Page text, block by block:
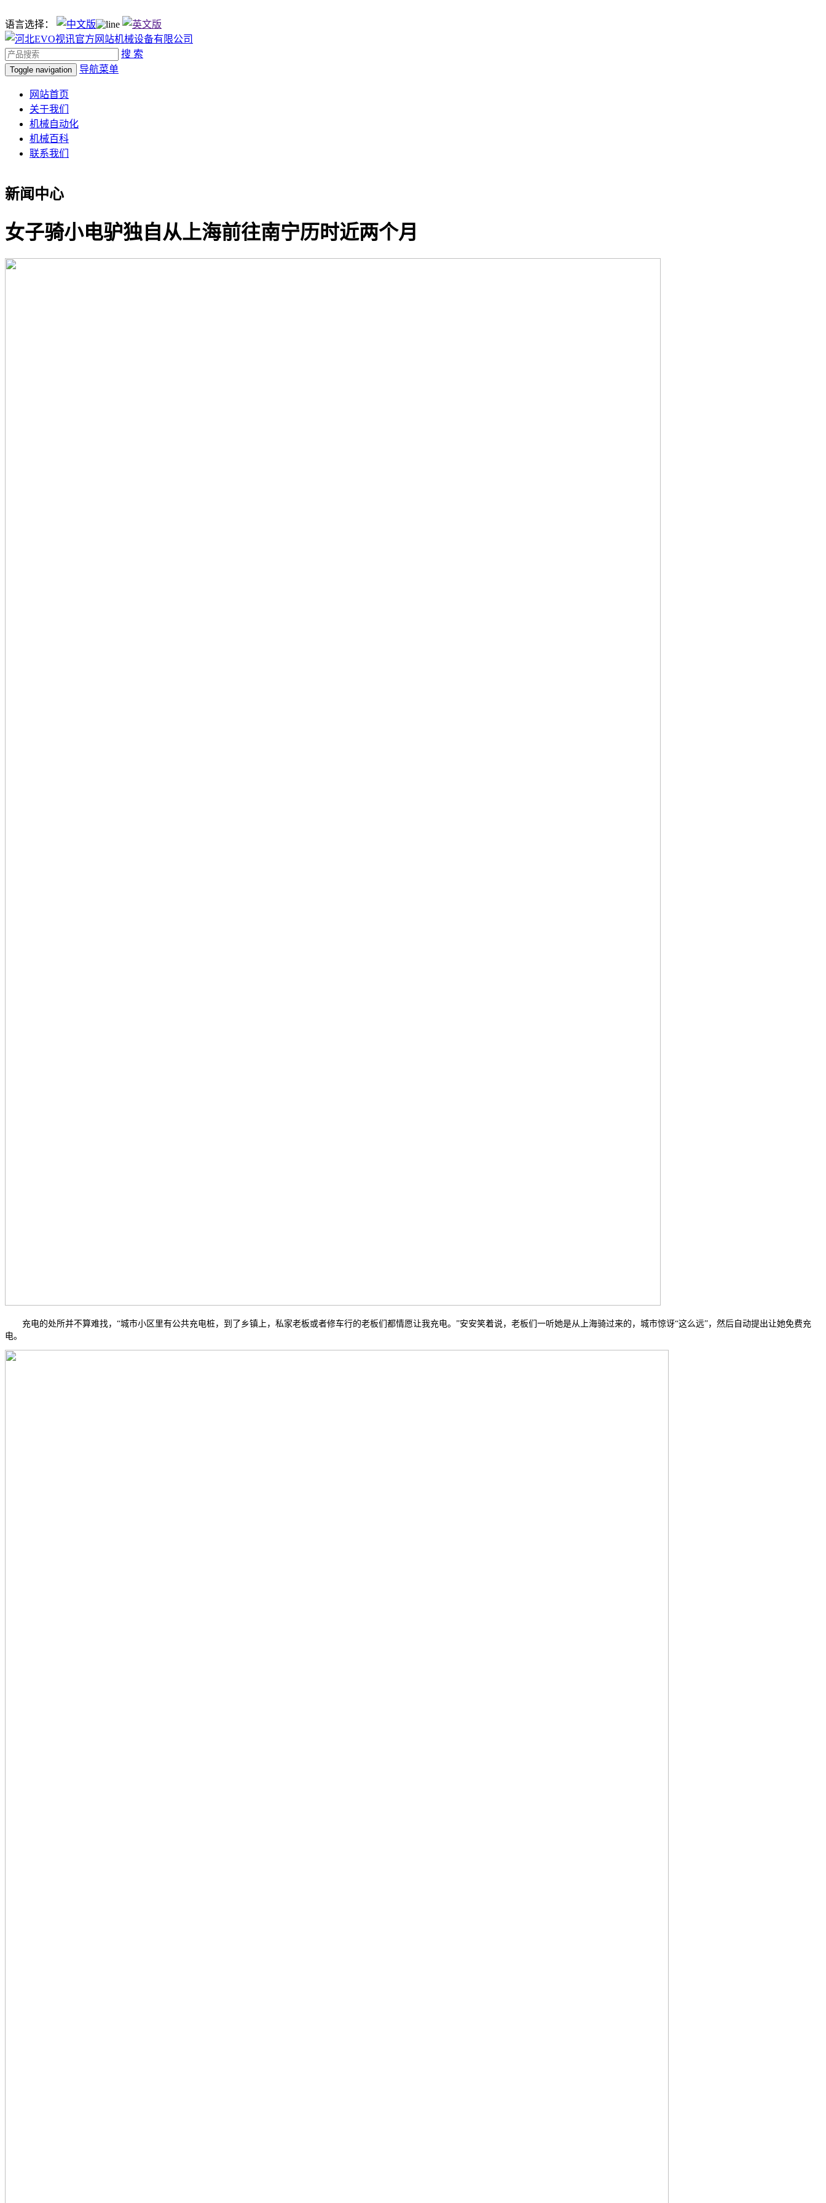
语言选择：
搜 索
Toggle navigation 导航菜单
网站首页
关于我们
机械自动化
机械百科
联系我们
新闻中心
女子骑小电驴独自从上海前往南宁历时近两个月
充电的处所并不算难找，“城市小区里有公共充电桩，到了乡镇上，私家老板或者修车行的老板们都情愿让我充电。”安安笑着说，老板们一听她是从上海骑过来的，城市惊讶“这么远”，然后自动提出让她免费充
电。